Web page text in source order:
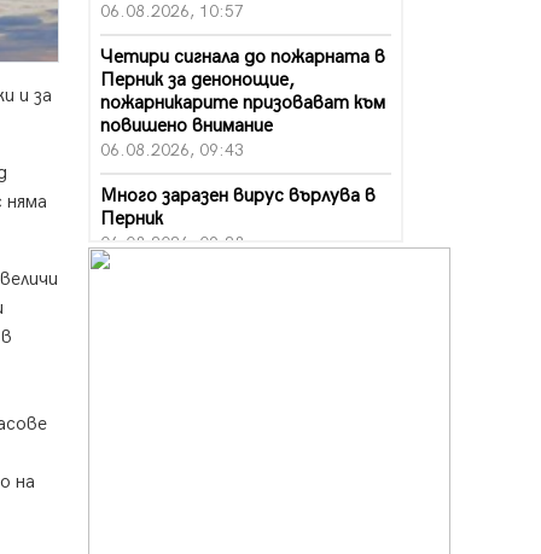
и за
на
06.08.2026, 10:57
Четири сигнала до пожарната в
Перник за денонощие,
пожарникарите призовават към
повишено внимание
06.08.2026, 09:43
Много заразен вирус върлува в
Перник
06.08.2026, 09:28